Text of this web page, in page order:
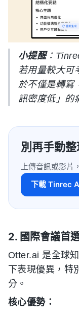
小提醒：
若用量較大可
於不僅是轉寫
訊密度低」的
別再手動
上傳音訊或影片
下載 Tinrec
2. 國際會議首
Otter.ai 是全球
下表現優異，
分。
核心優勢：